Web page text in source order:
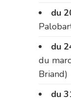
du
du
du
Briand)
du